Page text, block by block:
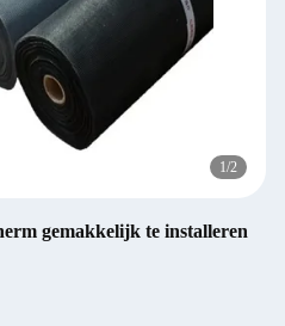
1/2
gemakkelijk te installeren